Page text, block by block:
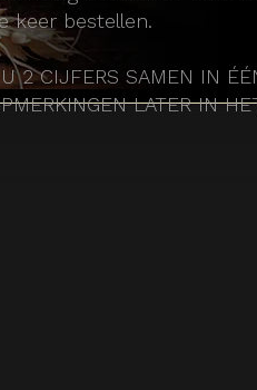
keer bestellen.
2 CIJFERS SAMEN IN
LATER IN